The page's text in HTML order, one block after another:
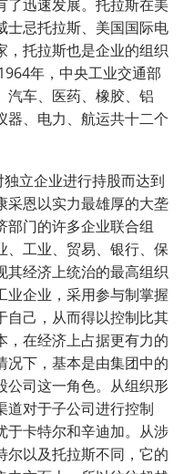
了迅速发展。托拉斯在美
士忌托拉斯、美国国际电
，托拉斯也是企业的组织
年，中央工业交通部
汽车、医药、橡胶、铝
器、电力、航运共十二个
立企业进行持股而达到
采恩以实力最雄厚的大垄
部门的许多企业联合组
、工业、贸易、银行、保
其经济上统治的最高组织
业企业，采用参与制掌握
自己，从而得以控制比其
，在经济上占据更有力的
况下，基本是由集团中的
公司这一角色。从组织形
道对于子公司进行控制
于卡特尔和辛迪加。从涉
尔以及托拉斯不同，它的